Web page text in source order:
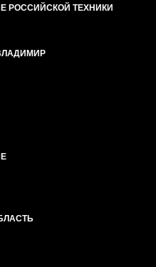
РОССИЙСКОЙ ТЕХНИКИ